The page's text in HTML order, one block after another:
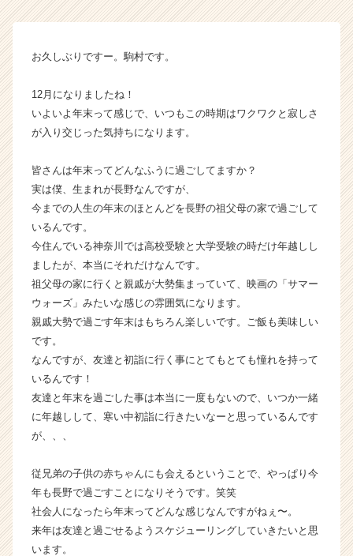
業
ら
カ
が
く
就
活
チ
ア
キ
ャ
ア
e
e
a
r
e
r）
お久しぶりですー。駒村です。
12月になりましたね！
いよいよ年末って感じで、いつもこの時期はワクワクと寂しさ
が入り交じった気持ちになります。
皆さんは年末ってどんなふうに過ごしてますか？
実は僕、生まれが長野なんですが、
今までの人生の年末のほとんどを長野の祖父母の家で過ごして
いるんです。
今住んでいる神奈川では高校受験と大学受験の時だけ年越しし
ましたが、本当にそれだけなんです。
祖父母の家に行くと親戚が大勢集まっていて、映画の「サマー
ウォーズ」みたいな感じの雰囲気になります。
親戚大勢で過ごす年末はもちろん楽しいです。ご飯も美味しい
です。
なんですが、友達と初詣に行く事にとてもとても憧れを持って
いるんです！
友達と年末を過ごした事は本当に一度もないので、いつか一緒
に年越しして、寒い中初詣に行きたいなーと思っているんです
が、、、
従兄弟の子供の赤ちゃんにも会えるということで、やっぱり今
年も長野で過ごすことになりそうです。笑笑
社会人になったら年末ってどんな感じなんですがねぇ〜。
来年は友達と過ごせるようスケジューリングしていきたいと思
います。